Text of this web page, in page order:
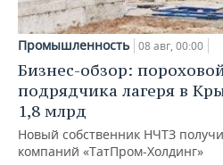
Промышленность 08 авг, 00:00
Бизнес-обзор:
подрядчика лагеря в
1,8 млрд
Новый собственник НЧТЗ
компаний «ТатПром-Холдинг»